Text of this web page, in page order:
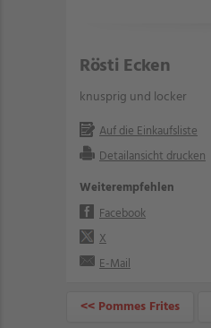
Rösti Ecken
knusprig und locker
Auf die Einkaufsliste
Detailansicht drucken
Weiterempfehlen
Facebook
X
E-Mail
<< Pommes Frites